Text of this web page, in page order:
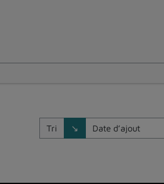
Tri ↘
Direction de tri